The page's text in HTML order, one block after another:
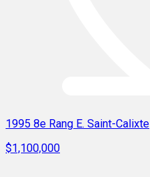
1995 8e Rang E. Saint-Calixte
$1,100,000